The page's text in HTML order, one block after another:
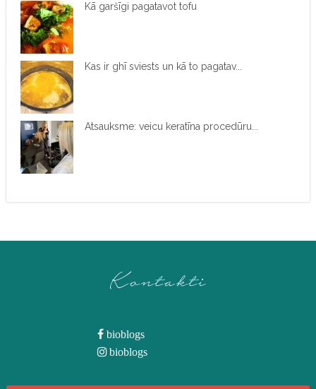
Kā garšīgi pagatavot tofu
Kas ir ghī sviests un kā to pagatav...
Atsauksme: veicu keratīna procedūru...
Kontakti
bioblogs
bioblogs